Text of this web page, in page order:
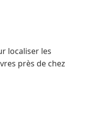
localiser les
près de chez